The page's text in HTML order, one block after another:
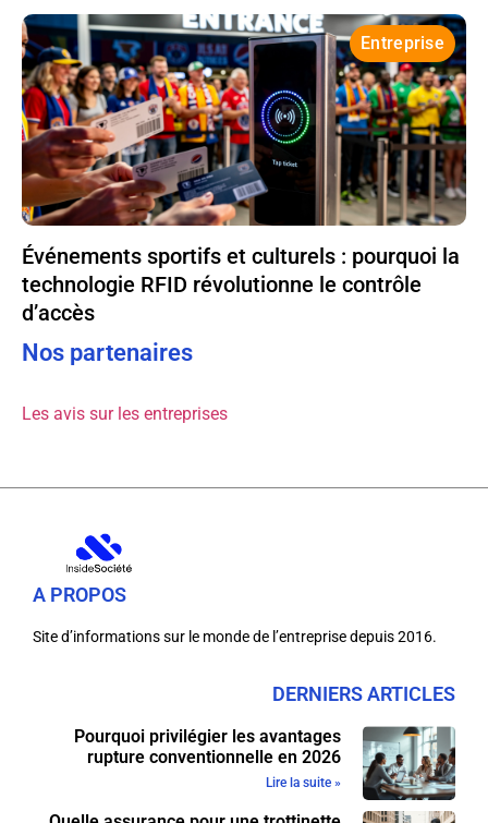
Entreprise
Événements sportifs et culturels : pourquoi la
technologie RFID révolutionne le contrôle
d’accès
Nos partenaires
Les avis sur les entreprises
A PROPOS
Site d’informations sur le monde de l’entreprise depuis 2016.
DERNIERS ARTICLES
Pourquoi privilégier les avantages
rupture conventionnelle en 2026
Lire la suite »